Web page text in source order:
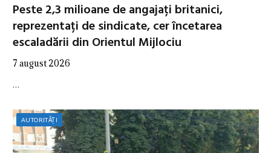
Peste 2,3 milioane de angajați britanici,
reprezentați de sindicate, cer încetarea
escaladării din Orientul Mijlociu
7 august 2026
…
AUTORITĂȚI